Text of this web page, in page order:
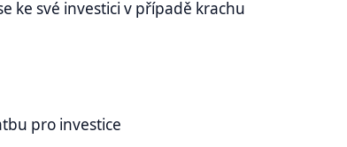
ke své investici v případě krachu
pro investice